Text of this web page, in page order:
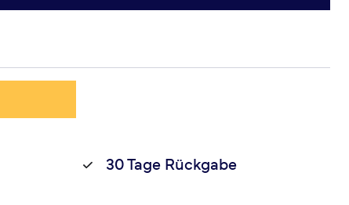
30 Tage Rückgabe